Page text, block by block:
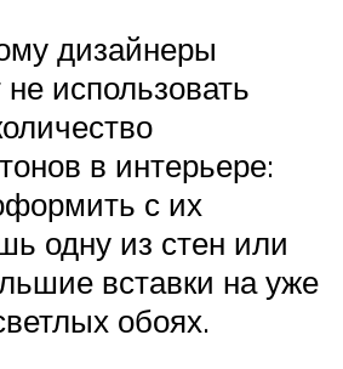
дизайнеры
использовать
в интерьере:
с их
одну из стен или
вставки на уже
обоях.